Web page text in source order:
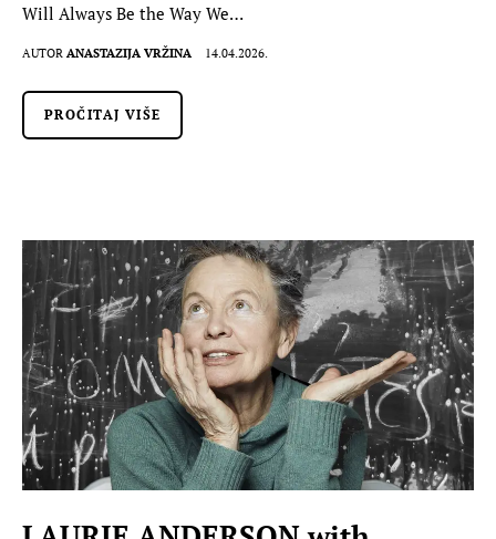
Will Always Be the Way We…
AUTOR ANASTAZIJA VRŽINA 14.04.2026.
PROČITAJ VIŠE